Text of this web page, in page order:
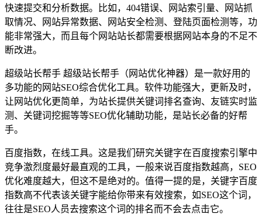
快速提交和分析数据。比如，404错误、网站索引量、网站抓
取情况、网站异常数据、网站安全检测、登陆页面检测等，功
能非常强大，而且每个网站站长都需要根据网站本身的不足不
断改进。
超级站长帮手 超级站长帮手（网站优化神器）是一款好用的
多功能的网站SEO综合优化工具。软件功能强大，更新及时，
让网站优化更简单，为站长提供关键词排名查询、友链实时监
测、关键词挖掘等等SEO优化辅助功能，是站长必备的好帮
手。
百度指数，在线工具。这是我们研究关键字在百度搜索引擎中
竞争激烈度最好最直观的工具，一般来说百度指数越高，SEO
优化难度越大，但这不是绝对的。值得一提的是，关键字百度
指数高不代表该关键字能给你带来有效搜索，如SEO这个词，
往往是SEO人员去搜索这个词的排名而不会去点击它。